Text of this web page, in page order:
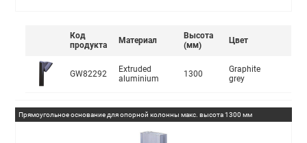
Код
продукта
Материал
Высота
(мм)
Цвет
GW82292
Extruded
aluminium
1300
Graphite
grey
Прямоугольное основание для опорной колонны макс. высота 1300 мм